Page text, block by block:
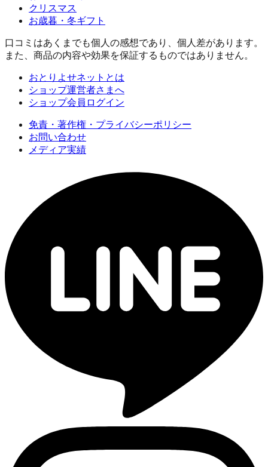
クリスマス
お歳暮・冬ギフト
口コミはあくまでも個人の感想であり、個人差があります。
また、商品の内容や効果を保証するものではありません。
おとりよせネットとは
ショップ運営者さまへ
ショップ会員ログイン
免責・著作権・プライバシーポリシー
お問い合わせ
メディア実績